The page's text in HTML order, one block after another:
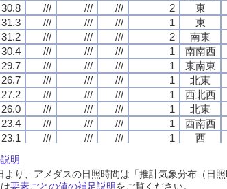
30.8 /// /// /// 2 東
31.3 /// /// /// 1 東
31.2 /// /// /// 2 南東
30.4 /// /// /// 1 南南西
29.7 /// /// /// 1 東南東
26.7 /// /// /// 1 北東
27.2 /// /// /// 1 西北西
26.0 /// /// /// 1 北東
23.4 /// /// /// 1 西南西
23.1 /// /// /// 1 西
23.3
23.1 西北西
22.6 /// /// /// 0 静穏
30.8 /// /// /// 2 東
31.3 /// /// /// 1 東
31.2 /// /// /// 2 南東
30.4 /// /// /// 1 南南西
29.7 /// /// /// 1 東南東
26.7 /// /// /// 1 北東
27.2 /// /// /// 1 西北西
26.0 /// /// /// 1 北東
23.4 /// /// /// 1 西南西
23.1 /// /// /// 1 西
23.3
23.1 西北西
22.6 /// /// /// 0 静穏
30.8 /// /// /// 2 東
31.3 /// /// /// 1 東
31.2 /// /// /// 2 南東
30.4 /// /// /// 1 南南西
29.7 /// /// /// 1 東南東
26.7 /// /// /// 1 北東
27.2 /// /// /// 1 西北西
26.0 /// /// /// 1 北東
23.4 /// /// /// 1 西南西
23.1 /// /// /// 1 西
23.3
23.1 西北西
22.6 /// /// /// 0 静穏
30.8 /// /// /// 2 東
31.3 /// /// /// 1 東
31.2 /// /// /// 2 南東
30.4 /// /// /// 1 南南西
29.7 /// /// /// 1 東南東
26.7 /// /// /// 1 北東
27.2 /// /// /// 1 西北西
26.0 /// /// /// 1 北東
23.4 /// /// /// 1 西南西
23.1 /// /// /// 1 西
23.3
23.1 西北西
22.6 /// /// /// 0 静穏
明
より、アメダスの日照時間は「推計気象分布（日
要素ごとの値の補足説明をご覧ください。